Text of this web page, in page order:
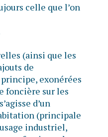
celle que l’on
(ainsi que les
de
exonérées
foncière sur les
d’un
(principale
industriel,